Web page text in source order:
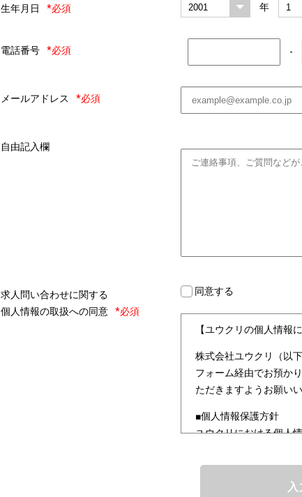
生年月日 *必須 年
電話番号 *必須 -
メールアドレス *必須
自由記入欄
求人問い合わせに関する
個人情報の取扱への同意
*必須
同意する
【ユウクリの個人情報
株式会社ユウクリ（以
フォーム経由でお預か
ただきますようお願いい
■個人情報保護方針
ユウクリにおける個人
とし、資質のあるクリ
なサービスを提供する